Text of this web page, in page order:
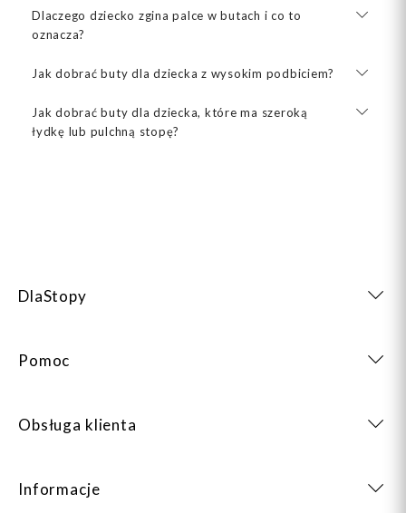
Dlaczego dziecko zgina palce w butach i co to
oznacza?
Jak dobrać buty dla dziecka z wysokim podbiciem?
Jak dobrać buty dla dziecka, które ma szeroką
łydkę lub pulchną stopę?
DlaStopy
Pomoc
Obsługa klienta
Informacje